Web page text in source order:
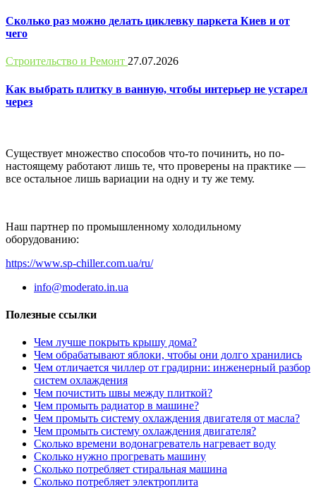
Сколько раз можно делать циклевку паркета Киев и от
чего
Строительство и Ремонт 27.07.2026
Как выбрать плитку в ванную, чтобы интерьер не устарел
через
Существует множество способов что-то починить, но по-
настоящему работают лишь те, что проверены на практике —
все остальное лишь вариации на одну и ту же тему.
Наш партнер по промышленному холодильному
оборудованию:
https://www.sp-chiller.com.ua/ru/
info@moderato.in.ua
Полезные ссылки
Чем лучше покрыть крышу дома?
Чем обрабатывают яблоки, чтобы они долго хранились
Чем отличается чиллер от градирни: инженерный разбор
систем охлаждения
Чем почистить швы между плиткой?
Чем промыть радиатор в машине?
Чем промыть систему охлаждения двигателя от масла?
Чем промыть систему охлаждения двигателя?
Сколько времени водонагреватель нагревает воду
Сколько нужно прогревать машину
Сколько потребляет стиральная машина
Сколько потребляет электроплита